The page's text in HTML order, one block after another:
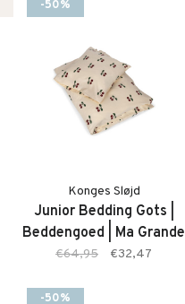
-50%
Konges Sløjd
Junior Bedding Gots |
Beddengoed | Ma Grande
Cerise
€64,95 €32,47
-50%